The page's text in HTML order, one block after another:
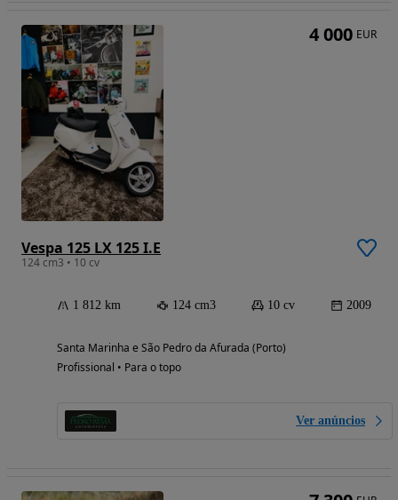
Vespa 125 LX 125 I.E
124 cm3 • 10 cv
1 812 km 124 cm3 10 cv 2009
Santa Marinha e São Pedro da Afurada (Porto)
Profissional • Para o topo
Ver anúncios
4 000 EUR